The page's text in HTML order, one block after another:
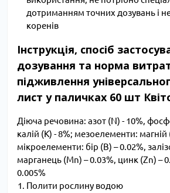
дотриманням точних дозувань і
коренів
Інструкція, спосіб
дозування та норма
підживлення
лист у паличках 60 шт
Діюча речовина: азот (N) - 10%,
калій (К) - 8%; мезоелементи: магній
мікроелементи: бір (B) – 0.02%,
марганець (Mn) – 0.03%, цинк (Zn) –
0.005%
Полити рослину водою